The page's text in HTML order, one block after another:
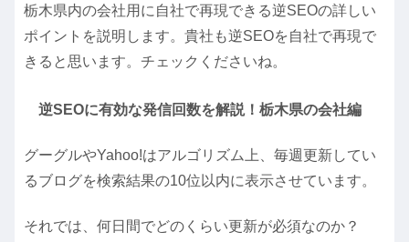
栃木県内の会社用に自社で再現できる逆SEOの詳しい
ポイントを説明します。貴社も逆SEOを自社で再現で
きると思います。チェックくださいね。
逆SEOに有効な発信回数を解説！栃木県の会社編
グーグルやYahoo!はアルゴリズム上、毎週更新してい
るブログを検索結果の10位以内に表示させています。
それでは、何日間でどのくらい更新が必須なのか？